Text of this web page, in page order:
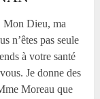
Mon Dieu, ma
n’êtes pas seule
à votre santé
Je donne des
Moreau que